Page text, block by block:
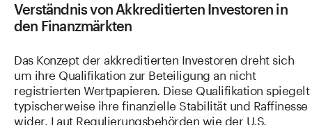
Verständnis von Akkreditierten Investoren in
den Finanzmärkten
Das Konzept der akkreditierten Investoren dreht sich
um ihre Qualifikation zur Beteiligung an nicht
registrierten Wertpapieren. Diese Qualifikation spiegelt
typischerweise ihre finanzielle Stabilität und Raffinesse
wider. Laut Regulierungsbehörden wie der U.S.